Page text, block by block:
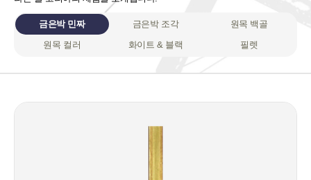
금은박 민짜 금은박 조각
원목 백골
원목 컬러
화이트 & 블랙 필렛